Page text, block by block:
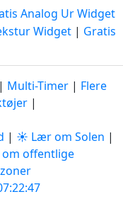
Analog Ur Widget
Widget | Gratis
| Multi-Timer | Flere
|
| ☀️ Lær om Solen |
offentlige